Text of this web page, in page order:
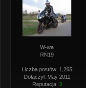
W-wa
RN19
Liczba postów: 1,265
Dołączył: May 2011
Reputacja: 3